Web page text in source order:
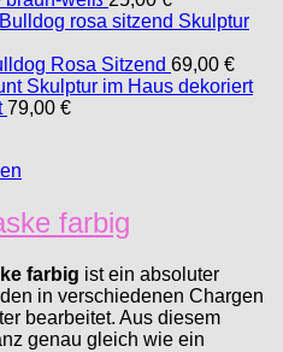
Rosa Sitzend 69,00 €
79,00 €
farbig
farbig ist ein absoluter
in verschiedenen Chargen
bearbeitet. Aus diesem
genau gleich wie ein